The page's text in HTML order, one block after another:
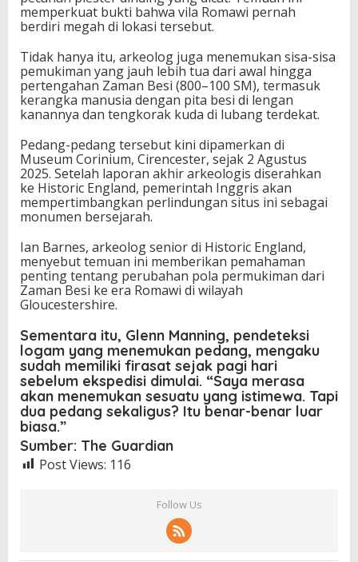
memperkuat bukti bahwa vila Romawi pernah
berdiri megah di lokasi tersebut.
Tidak hanya itu, arkeolog juga menemukan sisa-sisa
pemukiman yang jauh lebih tua dari awal hingga
pertengahan Zaman Besi (800–100 SM), termasuk
kerangka manusia dengan pita besi di lengan
kanannya dan tengkorak kuda di lubang terdekat.
Pedang-pedang tersebut kini dipamerkan di
Museum Corinium, Cirencester, sejak 2 Agustus
2025. Setelah laporan akhir arkeologis diserahkan
ke Historic England, pemerintah Inggris akan
mempertimbangkan perlindungan situs ini sebagai
monumen bersejarah.
Ian Barnes, arkeolog senior di Historic England,
menyebut temuan ini memberikan pemahaman
penting tentang perubahan pola permukiman dari
Zaman Besi ke era Romawi di wilayah
Gloucestershire.
Sementara itu, Glenn Manning, pendeteksi
logam yang menemukan pedang, mengaku
sudah memiliki firasat sejak pagi hari
sebelum ekspedisi dimulai. “Saya merasa
akan menemukan sesuatu yang istimewa. Tapi
dua pedang sekaligus? Itu benar-benar luar
biasa.”
Sumber: The Guardian
Post Views: 116
Follow Us